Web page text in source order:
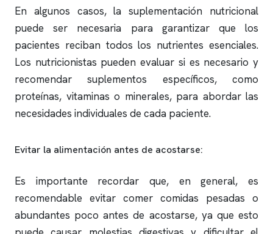
En algunos casos, la suplementación nutricional
puede ser necesaria para garantizar que los
pacientes reciban todos los nutrientes esenciales.
Los nutricionistas pueden evaluar si es necesario y
recomendar suplementos específicos, como
proteínas, vitaminas o minerales, para abordar las
necesidades individuales de cada paciente.
Evitar la alimentación antes de acostarse:
Es importante recordar que, en general, es
recomendable evitar comer comidas pesadas o
abundantes poco antes de acostarse, ya que esto